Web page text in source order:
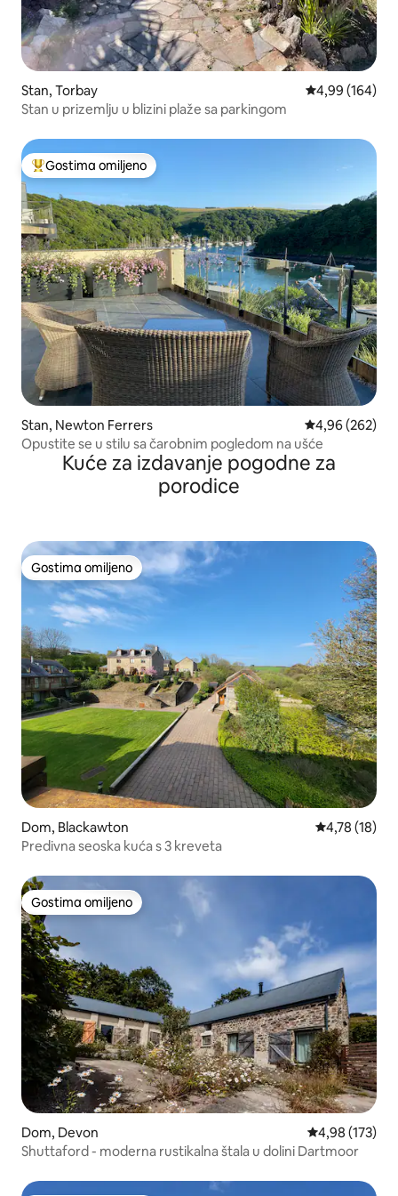
Stan, Torbay Prosečna
4,99 (164)
Stan u prizemlju u blizini plaže sa parkingom
Najuspešniji među gostima omiljenim
Gostima omiljeno
Stan, Newton Ferrers Prosečna
4,96 (262)
Opustite se u stilu sa čarobnim pogledom na ušće
Kuće za izdavanje pogodne za
porodice
Gostima omiljeno
Gostima omiljeno
Dom, Blackawton Prosečna
4,78 (18)
Predivna seoska kuća s 3 kreveta
Gostima omiljeno
Gostima omiljeno
Dom, Devon Prosečna
4,98 (173)
Shuttaford - moderna rustikalna štala u dolini Dartmoor